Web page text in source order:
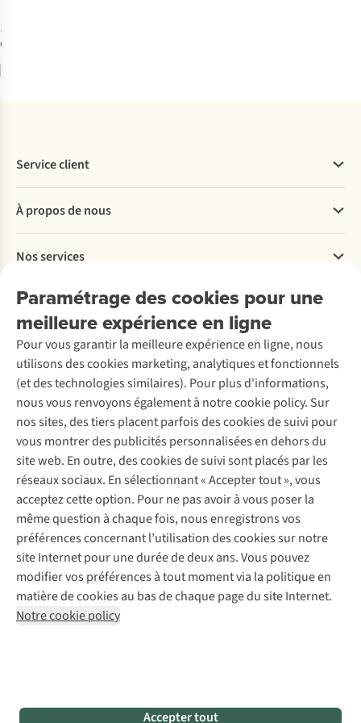
1
disponible
Paramétrage des cookies pour une
meilleure expérience en ligne
Pour vous garantir la meilleure expérience en ligne, nous
utilisons des cookies marketing, analytiques et fonctionnels
(et des technologies similaires). Pour plus d'informations,
nous vous renvoyons également à notre cookie policy. Sur
nos sites, des tiers placent parfois des cookies de suivi pour
vous montrer des publicités personnalisées en dehors du
site web. En outre, des cookies de suivi sont placés par les
réseaux sociaux. En sélectionnant « Accepter tout », vous
acceptez cette option. Pour ne pas avoir à vous poser la
même question à chaque fois, nous enregistrons vos
préférences concernant l’utilisation des cookies sur notre
site Internet pour une durée de deux ans. Vous pouvez
modifier vos préférences à tout moment via la politique en
matière de cookies au bas de chaque page du site Internet.
Notre cookie policy
Accepter tout
Service client
Commander
Payer
Livraison
Rétractation d'une commande
Entretien & réparations
Garantie
Contactez-nous
À propos de nous
Explore More
À propos d’Ayacucho
Nos magasins
À propos d’A.S.Adventure
Déclaration d'accessibilité
Nos services
Location / Location sports d’hiver
Entretien de ski
Service de lavage
Entretien de chaussures
Réparation de chaussures
Réparation de vêtements
Retouches
Pour les entreprises
Découvrez
A.S.Magazine
Explore Camp
Gear Check
Expertise & conseils
Abonnez-vous à la newsletter
Suivez-nous
Mentions légales
Politique de confidentialité
Conditions générales
Cookie Policy
AS Adventure Luxemburg SA,